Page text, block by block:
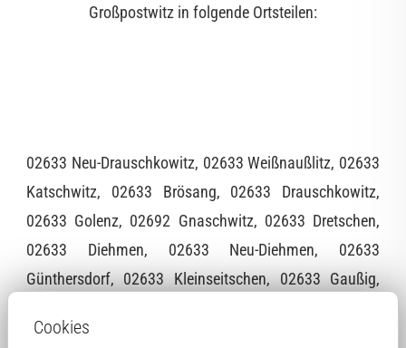
Großpostwitz in folgende Ortsteilen:
02633 Neu-Drauschkowitz, 02633 Weißnaußlitz, 02633
Katschwitz, 02633 Brösang, 02633 Drauschkowitz,
02633 Golenz, 02692 Gnaschwitz, 02633 Dretschen,
02633 Diehmen, 02633 Neu-Diehmen, 02633
Günthersdorf, 02633 Kleinseitschen, 02633 Gaußig,
Schlungwitz, 02633 Arnsdorf, 02633 Kleinförstchen,
Cookies